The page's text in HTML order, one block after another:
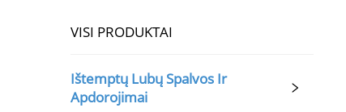
VISI PRODUKTAI
Ištemptų Lubų Spalvos Ir
Apdorojimai